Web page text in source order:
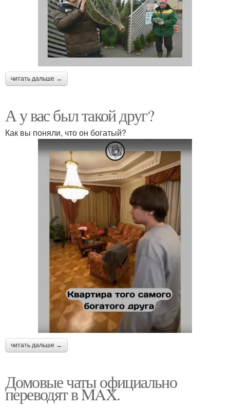
читать дальше →
А у вас был такой друг?
Как вы поняли, что он богатый?
читать дальше →
Домовые чаты официально
переводят в MAX.